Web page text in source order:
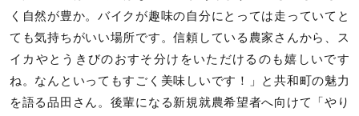
く自然が豊か。バイクが趣味の自分にとっては走っていてと
ても気持ちがいい場所です。信頼している農家さんから、ス
イカやとうきびのおすそ分けをいただけるのも嬉しいです
ね。なんといってもすごく美味しいです！」と共和町の魅力
を語る品田さん。後輩になる新規就農希望者へ向けて「やり